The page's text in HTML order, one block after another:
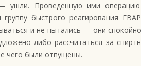
Проведенную ими
быстрого реагирования
и не пытались — они
либо рассчитаться за
чего были отпущены.